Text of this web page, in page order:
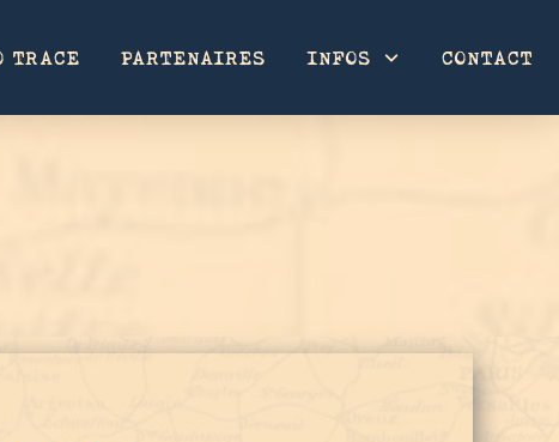
TRACE PARTENAIRES INFOS CONTACT